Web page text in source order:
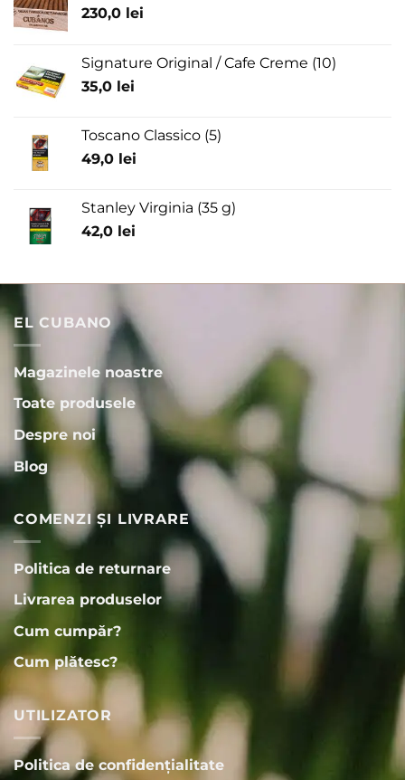
230,0 lei
Signature Original / Cafe Creme (10)
35,0 lei
Toscano Classico (5)
49,0 lei
Stanley Virginia (35 g)
42,0 lei
EL CUBANO
Magazinele noastre
Toate produsele
Despre noi
Blog
COMENZI ȘI LIVRARE
Politica de returnare
Livrarea produselor
Cum cumpăr?
Cum plătesc?
UTILIZATOR
Politica de confidențialitate